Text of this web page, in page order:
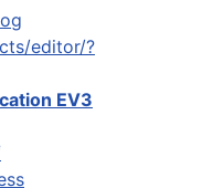
editor/?
EV3